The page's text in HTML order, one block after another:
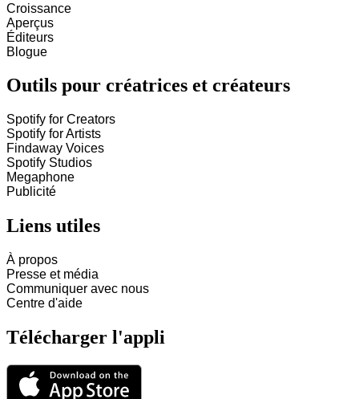
Croissance
Aperçus
Éditeurs
Blogue
Outils pour créatrices et créateurs
Spotify for Creators
Spotify for Artists
Findaway Voices
Spotify Studios
Megaphone
Publicité
Liens utiles
À propos
Presse et média
Communiquer avec nous
Centre d'aide
Télécharger l'appli